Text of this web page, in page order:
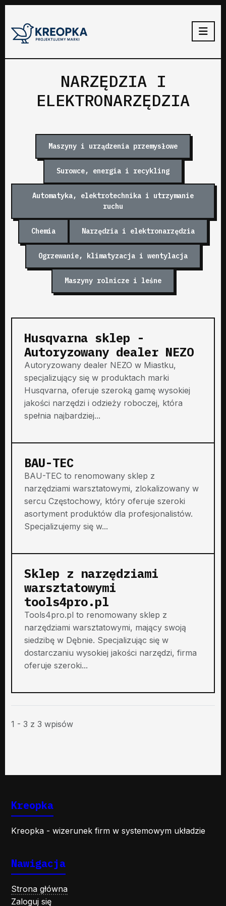
NARZĘDZIA I
ELEKTRONARZĘDZIA
Maszyny i urządzenia przemysłowe
Surowce, energia i recykling
Automatyka, elektrotechnika i utrzymanie
ruchu
Chemia Narzędzia i elektronarzędzia
Ogrzewanie, klimatyzacja i wentylacja
Maszyny rolnicze i leśne
Husqvarna sklep -
Autoryzowany dealer NEZO
Autoryzowany dealer NEZO w Miastku,
specjalizujący się w produktach marki
Husqvarna, oferuje szeroką gamę wysokiej
jakości narzędzi i odzieży roboczej, która
spełnia najbardziej...
BAU-TEC
BAU-TEC to renomowany sklep z
narzędziami warsztatowymi, zlokalizowany w
sercu Częstochowy, który oferuje szeroki
asortyment produktów dla profesjonalistów.
Specjalizujemy się w...
Sklep z narzędziami
warsztatowymi
tools4pro.pl
Tools4pro.pl to renomowany sklep z
narzędziami warsztatowymi, mający swoją
siedzibę w Dębnie. Specjalizując się w
dostarczaniu wysokiej jakości narzędzi, firma
oferuje szeroki...
1 - 3 z 3 wpisów
Kreopka
Kreopka - wizerunek firm w systemowym układzie
Nawigacja
Strona główna
Zaloguj się